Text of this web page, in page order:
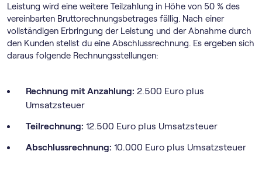
Leistung wird eine weitere Teilzahlung in Höhe von 50 % des
vereinbarten Bruttorechnungsbetrages fällig. Nach einer
vollständigen Erbringung der Leistung und der Abnahme durch
den Kunden stellst du eine Abschlussrechnung. Es ergeben sich
daraus folgende Rechnungsstellungen:
Rechnung mit Anzahlung: 2.500 Euro plus
Umsatzsteuer
Teilrechnung: 12.500 Euro plus Umsatzsteuer
Abschlussrechnung: 10.000 Euro plus Umsatzsteuer